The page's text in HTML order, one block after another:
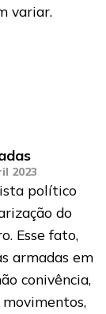
variar.
2023
político
do
Esse fato,
armadas em
conivência,